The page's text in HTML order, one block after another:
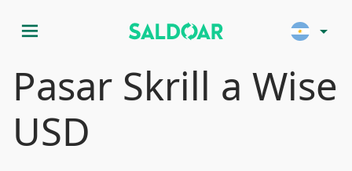
menu arrow_drop_down
Pasar Skrill a Wise
USD